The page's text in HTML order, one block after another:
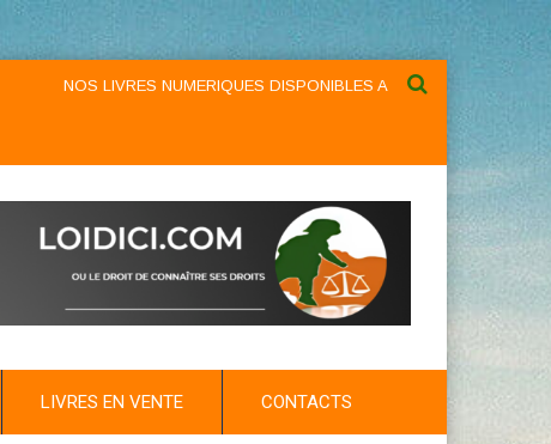
NOS LIVRES NUMERIQUES DISPONIBLES AU NIVEAU DU MENU
LIVRES EN VENTE CONTACTS